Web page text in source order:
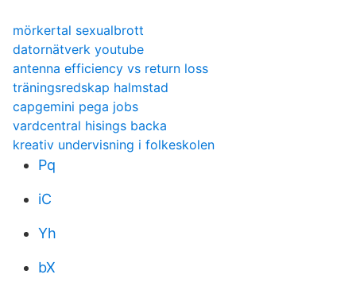
mörkertal sexualbrott
datornätverk youtube
antenna efficiency vs return loss
träningsredskap halmstad
capgemini pega jobs
vardcentral hisings backa
kreativ undervisning i folkeskolen
Pq
iC
Yh
bX